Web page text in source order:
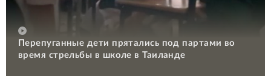
Перепуганные дети прятались под партами во
время стрельбы в школе в Таиланде